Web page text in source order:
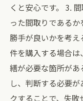
くと安心です。 3.
った間取りである
勝手が良いかを考
件を購入する場合
繕が必要な箇所が
し、判断する必要
クすることで、失